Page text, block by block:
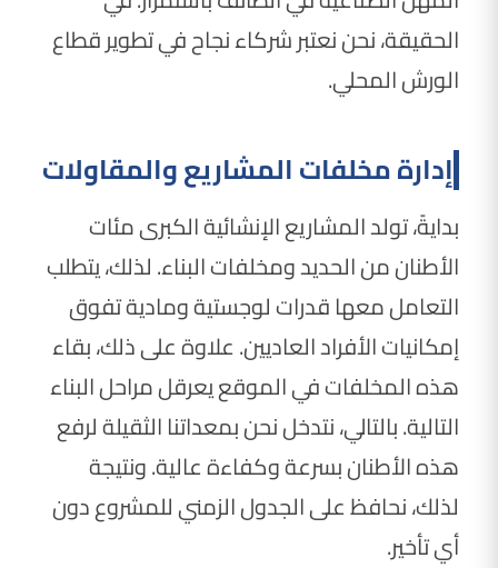
الحقيقة، نحن نعتبر شركاء نجاح في تطوير قطاع
الورش المحلي.
إدارة مخلفات المشاريع والمقاولات
بدايةً، تولد المشاريع الإنشائية الكبرى مئات
الأطنان من الحديد ومخلفات البناء. لذلك، يتطلب
التعامل معها قدرات لوجستية ومادية تفوق
إمكانيات الأفراد العاديين. علاوة على ذلك، بقاء
هذه المخلفات في الموقع يعرقل مراحل البناء
التالية. بالتالي، نتدخل نحن بمعداتنا الثقيلة لرفع
هذه الأطنان بسرعة وكفاءة عالية. ونتيجة
لذلك، نحافظ على الجدول الزمني للمشروع دون
أي تأخير.